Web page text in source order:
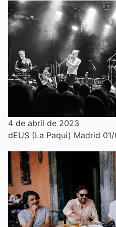
4 de abril de 2023
dEUS (La Paqui) Madrid